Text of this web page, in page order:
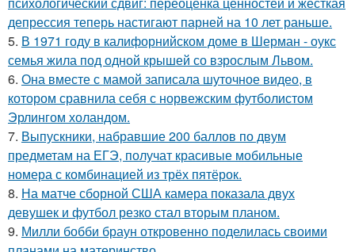
депрессия теперь настигают парней на 10 лет раньше.
5. В 1971 году в калифорнийском доме в Шерман - оукс
семья жила под одной крышей со взрослым Львом.
6. Она вместе с мамой записала шуточное видео, в
котором сравнила себя с норвежским футболистом
Эрлингом холандом.
7. Выпускники, набравшие 200 баллов по двум
предметам на ЕГЭ, получат красивые мобильные
номера с комбинацией из трёх пятёрок.
8. На матче сборной США камера показала двух
девушек и футбол резко стал вторым планом.
9. Милли бобби браун откровенно поделилась своими